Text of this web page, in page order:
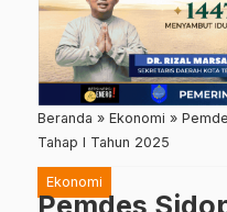
Beranda » Ekonomi »
Tahap I Tahun 2025
Ekonomi
Pemdes